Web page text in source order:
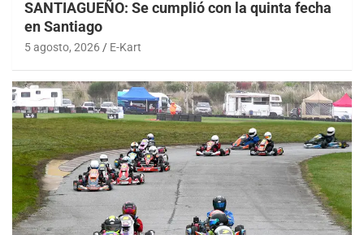
SANTIAGUEÑO: Se cumplió con la quinta fecha
en Santiago
5 agosto, 2026 E-Kart